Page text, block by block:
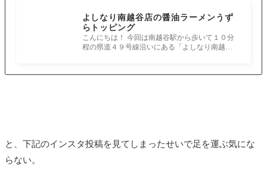
よしなり南越谷店の醤油ラーメンうず
らトッピング
こんにちは！ 今回は南越谷駅から歩いて１０分
程の県道４９号線沿いにある「よしなり南越谷
と、下記のインスタ投稿を見てしまったせいで足を運ぶ気にな
らない。